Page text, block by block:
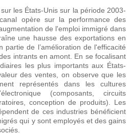
les États-Unis sur la période 2003-
opère sur la performance des
de l'emploi immigré dans
une hausse des exportations en
de l’amélioration de l'efficacité
intrants en amont. En se focalisant
les plus importants aux États-
des ventes, on observe que les
représentés dans les cultures
(composants, circuits
conception de produits). Les
de ces industries bénéficient
qui y sont employés et des gains